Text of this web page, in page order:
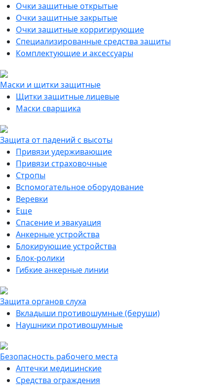
Очки защитные открытые
Очки защитные закрытые
Очки защитные корригирующие
Специализированные средства защиты
Комплектующие и аксессуары
Маски и щитки защитные
Щитки защитные лицевые
Маски сварщика
Защита от падений с высоты
Привязи удерживающие
Привязи страховочные
Стропы
Вспомогательное оборудование
Веревки
Еще
Спасение и эвакуация
Анкерные устройства
Блокирующие устройства
Блок-ролики
Гибкие анкерные линии
Защита органов слуха
Вкладыши противошумные (беруши)
Наушники противошумные
Безопасность рабочего места
Аптечки медицинские
Средства ограждения